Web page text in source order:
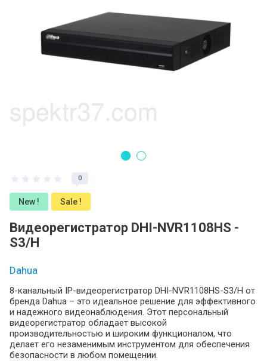
0
New ! Sale !
Видеорегистратор DHI-NVR1108HS -
S3/H
Dahua
8-канальный IP-видеорегистратор DHI-NVR1108HS-S3/H от
бренда Dahua – это идеальное решение для эффективного
и надежного видеонаблюдения. Этот персональный
видеорегистратор обладает высокой
производительностью и широким функционалом, что
делает его незаменимым инструментом для обеспечения
безопасности в любом помещении.